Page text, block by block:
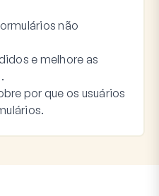
não
e melhore as
por que os usuários